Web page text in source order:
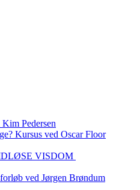
Pedersen
Kursus ved Oscar Floor
VISDOM
ved Jørgen Brøndum